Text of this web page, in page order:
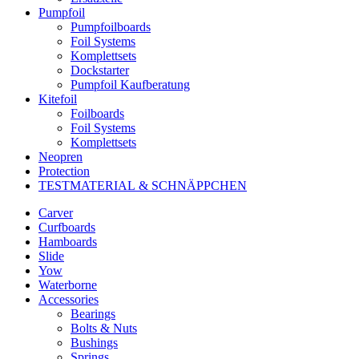
Pumpfoil
Pumpfoilboards
Foil Systems
Komplettsets
Dockstarter
Pumpfoil Kaufberatung
Kitefoil
Foilboards
Foil Systems
Komplettsets
Neopren
Protection
TESTMATERIAL & SCHNÄPPCHEN
Carver
Curfboards
Hamboards
Slide
Yow
Waterborne
Accessories
Bearings
Bolts & Nuts
Bushings